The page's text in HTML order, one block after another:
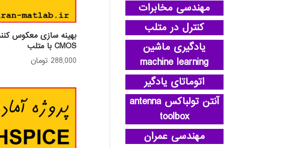
بهینه سازی معکوس
CMOS با متلب
288,000 تومان
مهندسی مخابرات
کنترل در متلب
یادگیری ماشین
machine learning
اتوماتای یادگیر
آنتن تولباکس antenna
toolbox
مهندسی عمران